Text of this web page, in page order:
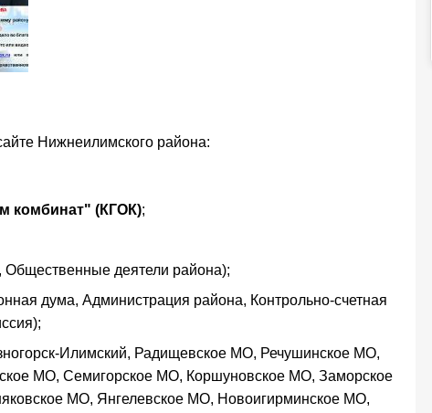
Нижнеилимского района:
комбинат" (КГОК);
Общественные деятели района);
дума, Администрация района, Контрольно-счетная
Илимский, Радищевское МО, Речушинское МО,
МО, Семигорское МО, Коршуновское МО, Заморское
МО, Янгелевское МО, Новоигирминское МО,